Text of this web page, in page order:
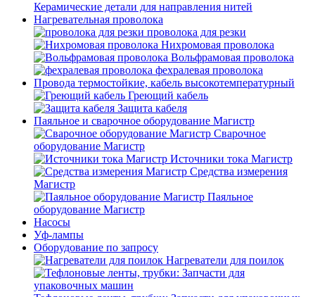
Керамические детали для направления нитей
Нагревательная проволока
проволока для резки
Нихромовая проволока
Вольфрамовая проволока
фехралевая проволока
Провода термостойкие, кабель высокотемпературный
Греющий кабель
Защита кабеля
Паяльное и сварочное оборудование Магистр
Сварочное
оборудование Магистр
Источники тока Магистр
Средства измерения
Магистр
Паяльное
оборудование Магистр
Насосы
Уф-лампы
Оборудование по запросу
Нагреватели для поилок